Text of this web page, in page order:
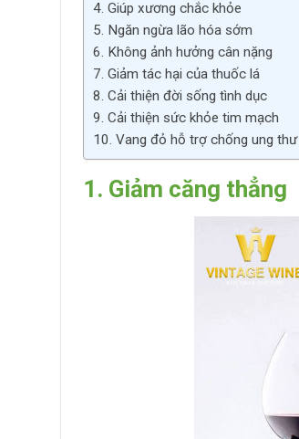
4. Giúp xương chắc khỏe
5. Ngăn ngừa lão hóa sớm
6. Không ảnh hưởng cân nặng
7. Giảm tác hại của thuốc lá
8. Cải thiện đời sống tình dục
9. Cải thiện sức khỏe tim mạch
10. Vang đỏ hỗ trợ chống ung thư
1. Giảm căng thẳng